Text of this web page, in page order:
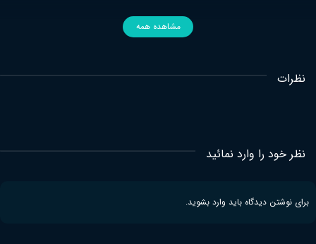
مشاهده همه
نظرات
نظر خود را وارد نمائید
برای نوشتن دیدگاه باید وارد بشوید.